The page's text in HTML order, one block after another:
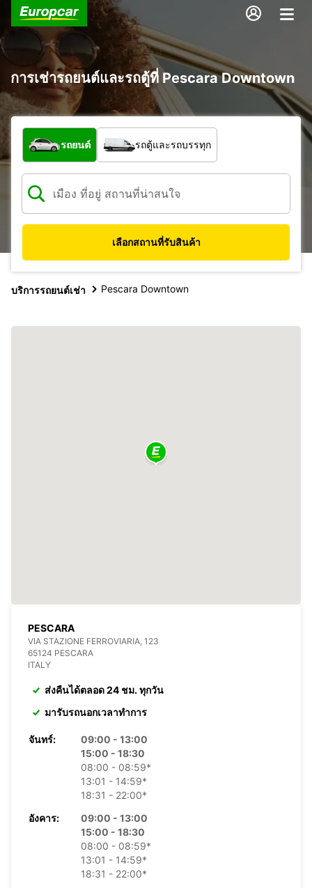
การเช่ารถยนต์และรถตู้ที่ Pescara Downtown
รถประเภทใด
รถยนต์ รถตู้และรถบรรทุก
เลือกสถานที่รับสินค้า
บริการรถยนต์เช่า Pescara Downtown
PESCARA
VIA STAZIONE FERROVIARIA, 123
65124 PESCARA
ITALY
ส่งคืนได้ตลอด 24 ชม. ทุกวัน
มารับรถนอกเวลาทำการ
จันทร์:
09:00 - 13:00
15:00 - 18:30
08:00 - 08:59*
13:01 - 14:59*
18:31 - 22:00*
อังคาร:
09:00 - 13:00
15:00 - 18:30
08:00 - 08:59*
13:01 - 14:59*
18:31 - 22:00*